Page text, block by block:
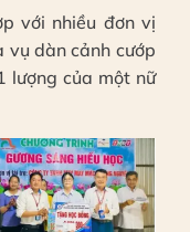
với nhiều đơn vị
dàn cảnh cướp
lượng của một nữ